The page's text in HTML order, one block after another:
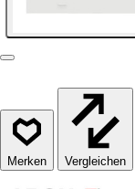
Vergleichen